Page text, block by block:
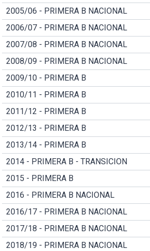
2005/06 - PRIMERA B NACIONAL
2006/07 - PRIMERA B NACIONAL
2007/08 - PRIMERA B NACIONAL
2008/09 - PRIMERA B NACIONAL
2009/10 - PRIMERA B
2010/11 - PRIMERA B
2011/12 - PRIMERA B
2012/13 - PRIMERA B
2013/14 - PRIMERA B
2014 - PRIMERA B - TRANSICION
2015 - PRIMERA B
2016 - PRIMERA B NACIONAL
2016/17 - PRIMERA B NACIONAL
2017/18 - PRIMERA B NACIONAL
2018/19 - PRIMERA B NACIONAL